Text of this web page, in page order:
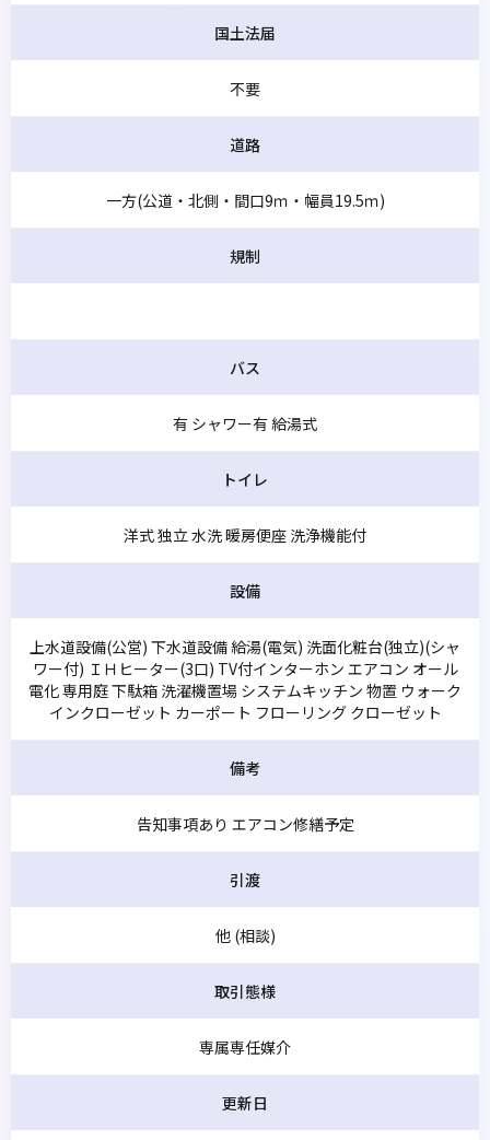
国土法届
不要
道路
一方(公道・北側・間口9ｍ・幅員19.5ｍ)
規制
バス
有 シャワー有 給湯式
トイレ
洋式 独立 水洗 暖房便座 洗浄機能付
設備
上水道設備(公営) 下水道設備 給湯(電気) 洗面化粧台(独立)(シャ
ワー付) ＩＨヒーター(3口) TV付インターホン エアコン オール
電化 専用庭 下駄箱 洗濯機置場 システムキッチン 物置 ウォーク
インクローゼット カーポート フローリング クローゼット
備考
告知事項あり エアコン修繕予定
引渡
他 (相談)
取引態様
専属専任媒介
更新日